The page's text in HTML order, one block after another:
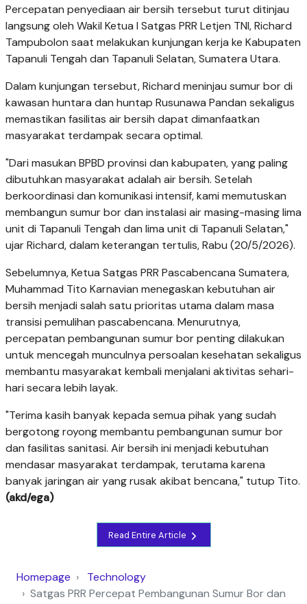
Percepatan penyediaan air bersih tersebut turut ditinjau
langsung oleh Wakil Ketua I Satgas PRR Letjen TNI, Richard
Tampubolon saat melakukan kunjungan kerja ke Kabupaten
Tapanuli Tengah dan Tapanuli Selatan, Sumatera Utara.
Dalam kunjungan tersebut, Richard meninjau sumur bor di
kawasan huntara dan huntap Rusunawa Pandan sekaligus
memastikan fasilitas air bersih dapat dimanfaatkan
masyarakat terdampak secara optimal.
"Dari masukan BPBD provinsi dan kabupaten, yang paling
dibutuhkan masyarakat adalah air bersih. Setelah
berkoordinasi dan komunikasi intensif, kami memutuskan
membangun sumur bor dan instalasi air masing-masing lima
unit di Tapanuli Tengah dan lima unit di Tapanuli Selatan,"
ujar Richard, dalam keterangan tertulis, Rabu (20/5/2026).
Sebelumnya, Ketua Satgas PRR Pascabencana Sumatera,
Muhammad Tito Karnavian menegaskan kebutuhan air
bersih menjadi salah satu prioritas utama dalam masa
transisi pemulihan pascabencana. Menurutnya,
percepatan pembangunan sumur bor penting dilakukan
untuk mencegah munculnya persoalan kesehatan sekaligus
membantu masyarakat kembali menjalani aktivitas sehari-
hari secara lebih layak.
"Terima kasih banyak kepada semua pihak yang sudah
bergotong royong membantu pembangunan sumur bor
dan fasilitas sanitasi. Air bersih ini menjadi kebutuhan
mendasar masyarakat terdampak, terutama karena
banyak jaringan air yang rusak akibat bencana," tutup Tito.
(akd/ega)
Read Entire Article
Homepage
Technology
Satgas PRR Percepat Pembangunan Sumur Bor dan